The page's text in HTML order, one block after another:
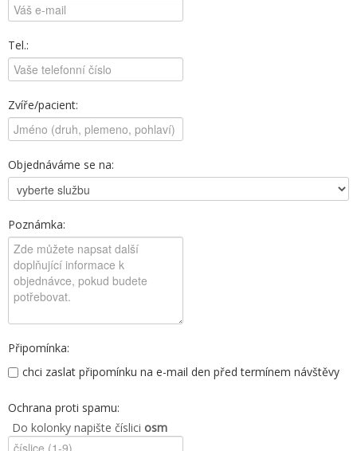
Tel.:
Zvíře/pacient:
Objednáváme se na:
Poznámka:
Připomínka:
chci zaslat připomínku na e-mail den před termínem návštěvy
Ochrana proti spamu:
Do kolonky napište číslici osm